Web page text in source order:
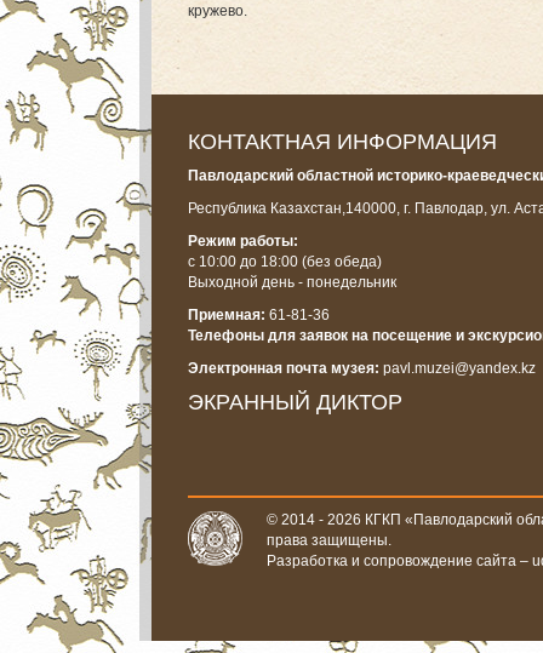
кружево.
КОНТАКТНАЯ ИНФОРМАЦИЯ
Павлодарский областной историко-
Республика Казахстан,140000, г. Павлодар, ул.
Режим работы:
с 10:00 до 18:00 (без обеда)
Выходной день - понедельник
Приемная: 61-81-36
Телефоны для заявок на посещение и
Электронная почта музея: pavl.muzei@yandex.kz
ЭКРАННЫЙ ДИКТОР
© 2014 - 2026 КГКП «Павлодарский
права защищены.
Разработка и сопровождение сайта –